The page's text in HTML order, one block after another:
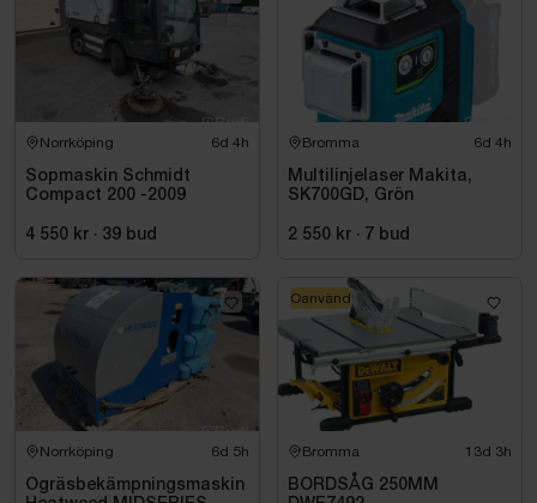
Norrköping 6d 4h
Sopmaskin Schmidt
Compact 200 -2009
4 550 kr · 39 bud
Bromma 6d 4h
Multilinjelaser Makita,
SK700GD, Grön
2 550 kr · 7 bud
Norrköping 6d 5h
Ogräsbekämpningsmaskin
Bromma 13d 3h
BORDSÅG 250MM
Oanvänd